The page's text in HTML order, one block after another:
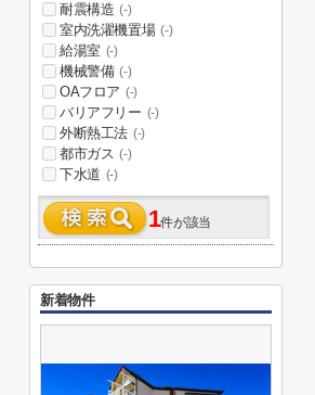
耐震構造 (-)
室内洗濯機置場 (-)
給湯室 (-)
機械警備 (-)
OAフロア (-)
バリアフリー (-)
外断熱工法 (-)
都市ガス (-)
下水道 (-)
1件が該当
新着物件